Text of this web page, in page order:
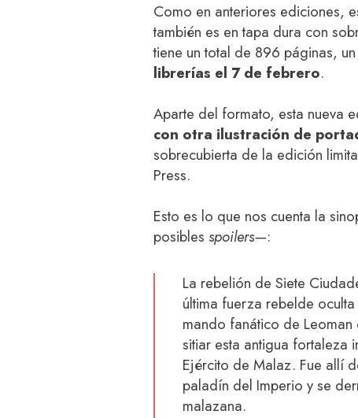
Como en anteriores ediciones,
también es en tapa dura con
tiene un total de 896 páginas,
librerías el 7 de febrero.
Aparte del formato, esta nueva
con otra ilustración de
sobrecubierta de la edición
Press.
Esto es lo que nos cuenta la
posibles spoilers—:
La rebelión de Siete
última fuerza rebelde
mando fanático de
sitiar esta antigua fortaleza
Ejército de Malaz. Fue allí
paladín del Imperio y se
malazana.